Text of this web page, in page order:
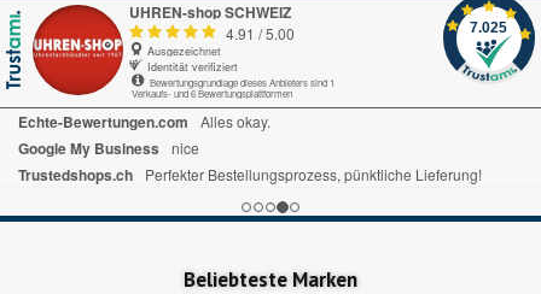
UHREN-shop SCHWEIZ
4.91 /5.00
Ausgezeichnet
Identität verifiziert
Bewertungsgrundlage dieses Anbieters sind 1
Verkaufs- und 6 Bewertungsplattformen
7.025
Beliebteste Marken